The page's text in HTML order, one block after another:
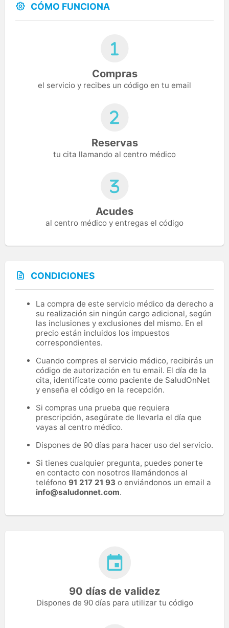
CÓMO FUNCIONA
Compras
el servicio y recibes un código en tu email
Reservas
tu cita llamando al centro médico
Acudes
al centro médico y entregas el código
CONDICIONES
La compra de este servicio médico da derecho a
su realización sin ningún cargo adicional, según
las inclusiones y exclusiones del mismo. En el
precio están incluidos los impuestos
correspondientes.
Cuando compres el servicio médico, recibirás un
código de autorización en tu email. El día de la
cita, identifícate como paciente de SaludOnNet
y enseña el código en la recepción.
Si compras una prueba que requiera
prescripción, asegúrate de llevarla el día que
vayas al centro médico.
Dispones de 90 días para hacer uso del servicio.
Si tienes cualquier pregunta, puedes ponerte
en contacto con nosotros llamándonos al
teléfono 91 217 21 93 o enviándonos un email a
info@saludonnet.com.
90 días de validez
Dispones de 90 días para utilizar tu código